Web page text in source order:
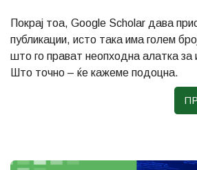
Покрај тоа, Google Scholar дава
публикации, исто така има голем
што го прават неопходна алатка за
Што точно – ќе кажеме подоцна.